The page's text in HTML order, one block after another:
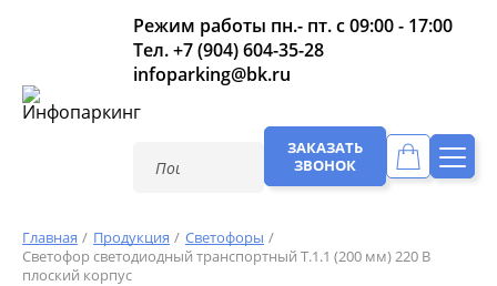
Режим работы пн.- пт. с 09:00 - 17:00
Тел.+7 (904) 604-35-28
infoparking@bk.ru
ЗАКАЗАТЬ
ЗВОНОК
Главная Продукция
Светофоры
Светофор светодиодный транспортный Т.1.1 (200 мм) 220 В
плоский корпус